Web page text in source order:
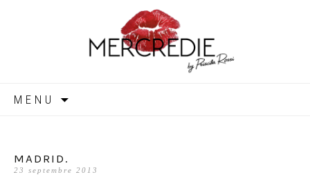
MERCREDIE
MENU
MADRID.
23 septembre 2013